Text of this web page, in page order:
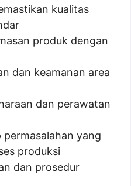
kualitas
produk dengan
dan keamanan area
dan perawatan
yang
produksi
dan prosedur